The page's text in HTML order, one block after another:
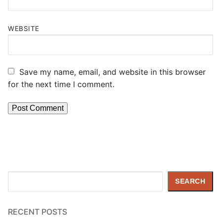
WEBSITE
Save my name, email, and website in this browser
for the next time I comment.
SEARCH
RECENT POSTS